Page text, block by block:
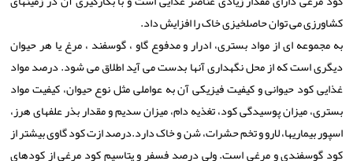
کشاورزی می توان حاصلخیزی خاک را افزایش داد.
به مجموعه ای از مواد بستری، ادرار و مدفوع گاو ، گوسفند ، مرغ یا هر حیوان
دیگری است که از محل نگهداری آنها بدست می آید اطلاق می شود. درصد مواد
غذایی کود حیوانی و کیفیت فیزیکی آن به عواملی مثل نوع حیوان، کیفیت مواد
بستری، میزان پوسیدگی کود، تغذیه دام، میزان سدیم و مقدار بذر علفهای هرز،
اسپور بیماریها، لارو و تخم حشرات، شن و خاک دارد.درصد ازت کود گاوی بیشتر از
کود گوسفندی و مرغی است. ولی درصد فسفر و پتاسیم کود مرغی از کودهای